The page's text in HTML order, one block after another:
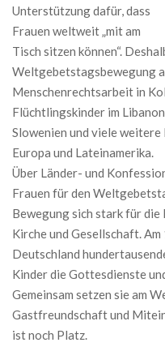
Unterstützung dafür, dass
Frauen weltweit „mit am
Tisch sitzen können“.
Weltgebetstagsbewegung
Menschenrechtsarbeit in
Flüchtlingskinder im
Slowenien und viele
Europa und Lateinamerika.
Über Länder- und
Frauen für den
Bewegung sich stark für die
Kirche und Gesellschaft.
Deutschland
Kinder die Gottesdienste
Gemeinsam setzen sie am
Gastfreundschaft und
ist noch Platz.